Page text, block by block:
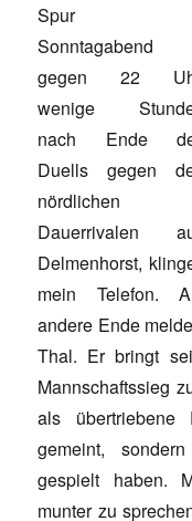
Spur
Sonntagabend
gegen 22
wenige
nach Ende
Duells gegen
nördlichen
Dauerrivalen
Delmenhorst,
mein Telefon.
andere Ende
Thal. Er bringt
Mannschaftssieg
als übertriebene
gemeint,
gespielt haben.
munter zu